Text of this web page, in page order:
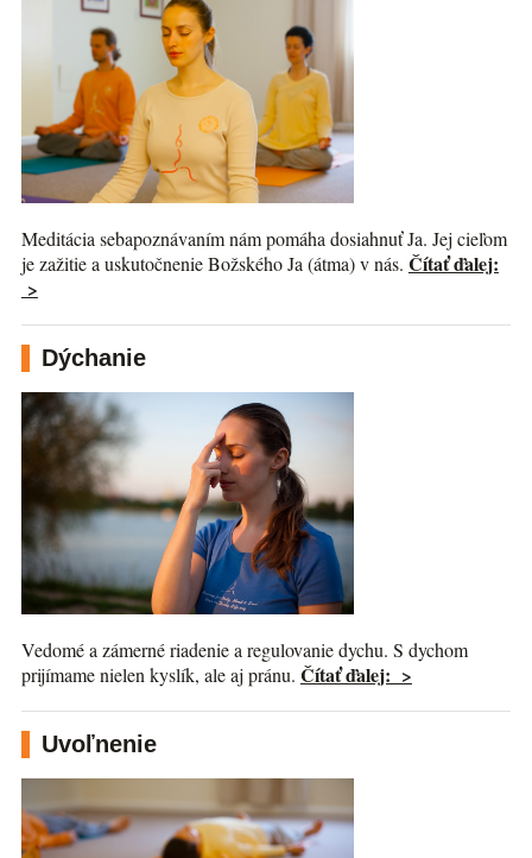
Meditácia sebapoznávaním nám pomáha dosiahnuť Ja. Jej cieľom
je zažitie a uskutočnenie Božského Ja (átma) v nás. Čítať ďalej:
>
Dýchanie
Vedomé a zámerné riadenie a regulovanie dychu. S dychom
prijímame nielen kyslík, ale aj pránu. Čítať ďalej: >
Uvoľnenie